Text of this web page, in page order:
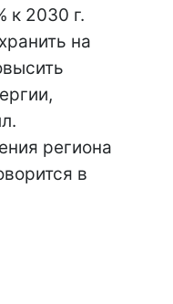
к 2030 г.
на
региона
в